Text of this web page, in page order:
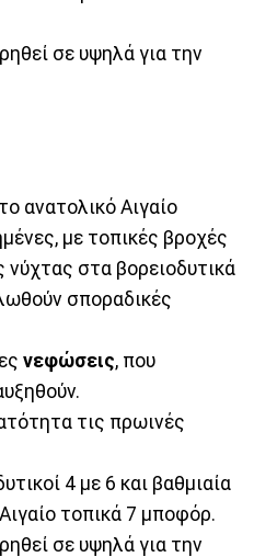
σε υψηλά για την
ανατολικό Αιγαίο
με τοπικές βροχές
νύχτας στα βορειοδυτικά
σποραδικές
νεφώσεις, που
τις πρωινές
4 με 6 και βαθμιαία
τοπικά 7 μποφόρ.
σε υψηλά για την